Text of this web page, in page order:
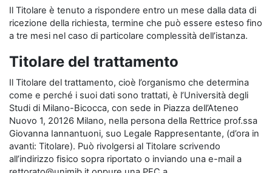
Il Titolare è tenuto a rispondere entro un mese dalla data di
ricezione della richiesta, termine che può essere esteso fino
a tre mesi nel caso di particolare complessità dell’istanza.
Titolare del trattamento
Il Titolare del trattamento, cioè l’organismo che determina
come e perché i suoi dati sono trattati, è l’Università degli
Studi di Milano-Bicocca, con sede in Piazza dell’Ateneo
Nuovo 1, 20126 Milano, nella persona della Rettrice prof.ssa
Giovanna Iannantuoni, suo Legale Rappresentante, (d’ora in
avanti: Titolare). Può rivolgersi al Titolare scrivendo
all’indirizzo fisico sopra riportato o inviando una e-mail a